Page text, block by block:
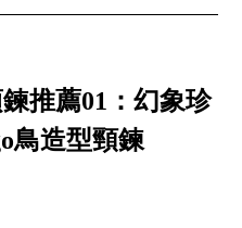
推薦01：幻象珍
鳥造型頸鍊